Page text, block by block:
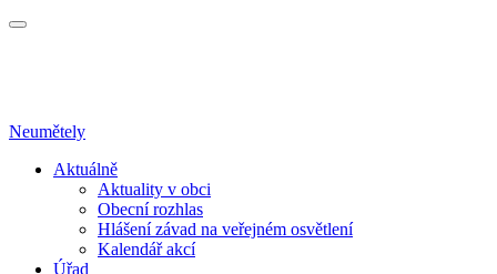
Neumětely
Aktuálně
Aktuality v obci
Obecní rozhlas
Hlášení závad na veřejném osvětlení
Kalendář akcí
Úřad